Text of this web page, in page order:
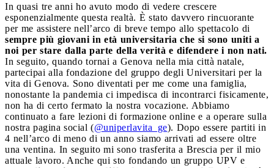
In quasi tre anni ho avuto modo di vedere crescere
esponenzialmente questa realtà. È stato davvero rincuorante
per me assistere nell’arco di breve tempo allo spettacolo di
sempre più giovani in età universitaria che si sono uniti a
noi per stare dalla parte della verità e difendere i non nati.
In seguito, quando tornai a Genova nella mia città natale,
partecipai alla fondazione del gruppo degli Universitari per la
vita di Genova. Sono diventati per me come una famiglia,
nonostante la pandemia ci impedisca di incontrarci fisicamente,
non ha di certo fermato la nostra vocazione. Abbiamo
continuato a fare lezioni di formazione online e a operare sulla
nostra pagina social (@uniperlavita_ge). Dopo essere partiti in
4 nell’arco di meno di un anno siamo arrivati ad essere oltre
una ventina. In seguito mi sono trasferita a Brescia per il mio
attuale lavoro. Anche qui sto fondando un gruppo UPV e